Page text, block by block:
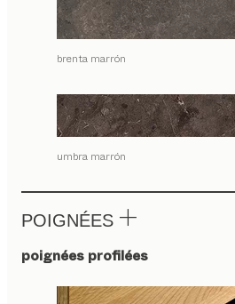
brenta marrón
umbra marrón
POIGNÉES
poignées profilées